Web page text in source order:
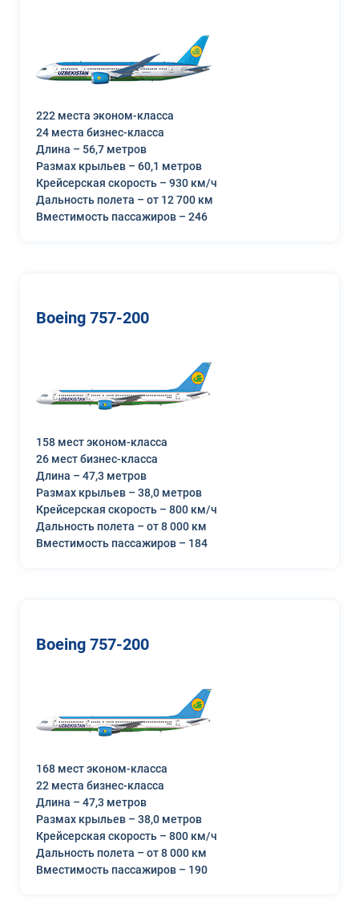
222 места эконом-класса
24 места бизнес-класса
Длина – 56,7 метров
Размах крыльев – 60,1 метров
Крейсерская скорость – 930 км/ч
Дальность полета – от 12 700 км
Вместимость пассажиров – 246
Boeing 757-200
158 мест эконом-класса
26 мест бизнес-класса
Длина – 47,3 метров
Размах крыльев – 38,0 метров
Крейсерская скорость – 800 км/ч
Дальность полета – от 8 000 км
Вместимость пассажиров – 184
Boeing 757-200
168 мест эконом-класса
22 места бизнес-класса
Длина – 47,3 метров
Размах крыльев – 38,0 метров
Крейсерская скорость – 800 км/ч
Дальность полета – от 8 000 км
Вместимость пассажиров – 190